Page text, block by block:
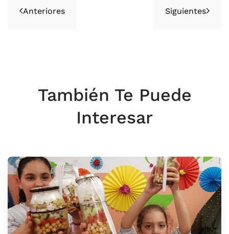
Anteriores Siguientes
También Te Puede
Interesar